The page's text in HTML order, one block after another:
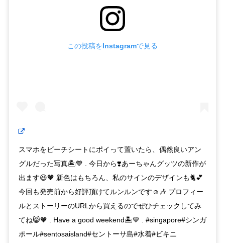
この投稿をInstagramで見る
スマホをビーチシートにポイって置いたら、偶然良いアン
グルだった写真🏝💙 . 今日から❣️あーちゃんグッツの新作が
出ます😆🧡 新色はもちろん、私のサインのデザインも🐈💕
今回も発売前から好評頂けてルンルンです☺️🎶 プロフィー
ルとストーリーのURLから買えるのでぜひチェックしてみ
てね😸🧡 . Have a good weekend🏝💙 . #singapore#シンガ
ポール#sentosaisland#セントーサ島#水着#ビキニ